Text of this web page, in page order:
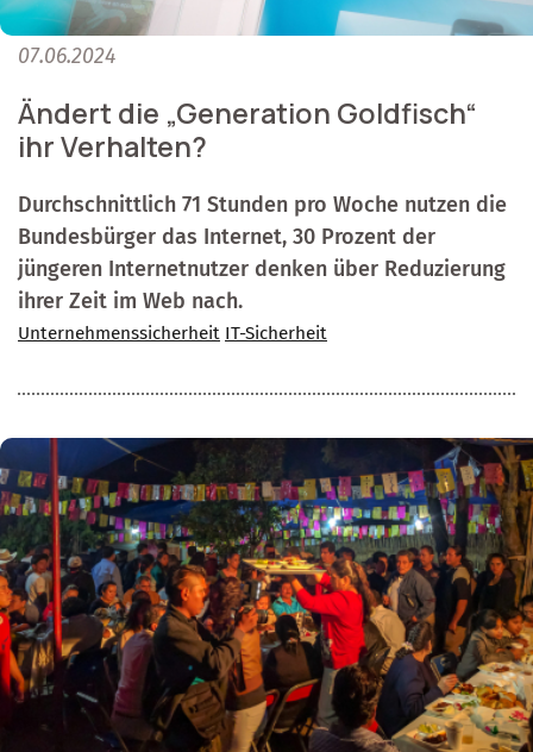
07.06.2024
Ändert die „Generation Goldfisch“
ihr Verhalten?
Durchschnittlich 71 Stunden pro Woche nutzen die
Bundesbürger das Internet, 30 Prozent der
jüngeren Internetnutzer denken über Reduzierung
ihrer Zeit im Web nach.
Unternehmenssicherheit IT-Sicherheit